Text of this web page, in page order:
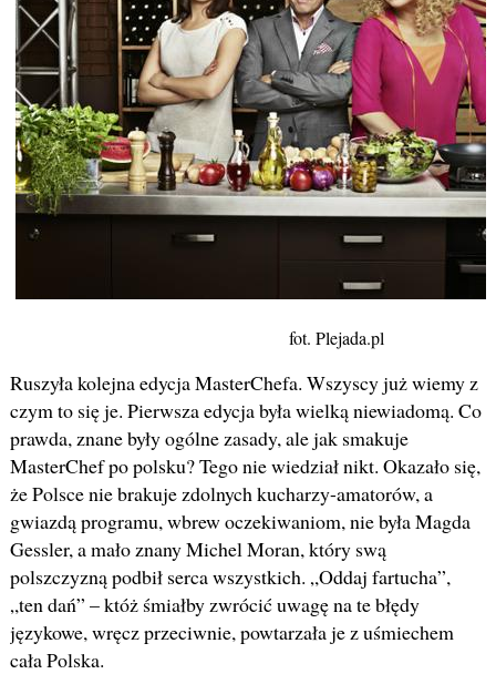
fot. Plejada.pl
Ruszyła kolejna edycja MasterChefa. Wszyscy już wiemy z
czym to się je. Pierwsza edycja była wielką niewiadomą. Co
prawda, znane były ogólne zasady, ale jak smakuje
MasterChef po polsku? Tego nie wiedział nikt. Okazało się,
że Polsce nie brakuje zdolnych kucharzy-amatorów, a
gwiazdą programu, wbrew oczekiwaniom, nie była Magda
Gessler, a mało znany Michel Moran, który swą
polszczyzną podbił serca wszystkich. „Oddaj fartucha”,
„ten dań” – któż śmiałby zwrócić uwagę na te błędy
językowe, wręcz przeciwnie, powtarzała je z uśmiechem
cała Polska.